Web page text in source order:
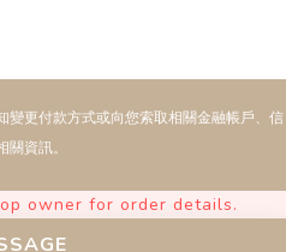
owner for order details.
變更付款方式或向您索取相關金融帳戶、信
關資訊。